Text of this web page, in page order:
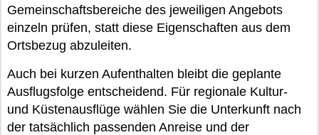
Gemeinschaftsbereiche des jeweiligen Angebots
einzeln prüfen, statt diese Eigenschaften aus dem
Ortsbezug abzuleiten.
Auch bei kurzen Aufenthalten bleibt die geplante
Ausflugsfolge entscheidend. Für regionale Kultur-
und Küstenausflüge wählen Sie die Unterkunft nach
der tatsächlich passenden Anreise und der